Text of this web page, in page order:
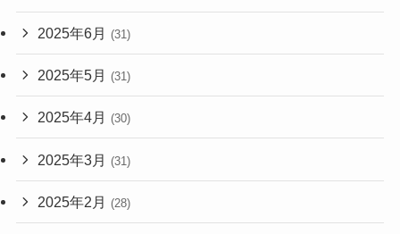
2025年6月 (31)
2025年5月 (31)
2025年4月 (30)
2025年3月 (31)
2025年2月 (28)